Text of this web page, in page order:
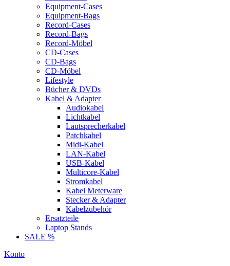
Equipment-Cases
Equipment-Bags
Record-Cases
Record-Bags
Record-Möbel
CD-Cases
CD-Bags
CD-Möbel
Lifestyle
Bücher & DVDs
Kabel & Adapter
Audiokabel
Lichtkabel
Lautsprecherkabel
Patchkabel
Midi-Kabel
LAN-Kabel
USB-Kabel
Multicore-Kabel
Stromkabel
Kabel Meterware
Stecker & Adapter
Kabelzubehör
Ersatzteile
Laptop Stands
SALE %
Konto